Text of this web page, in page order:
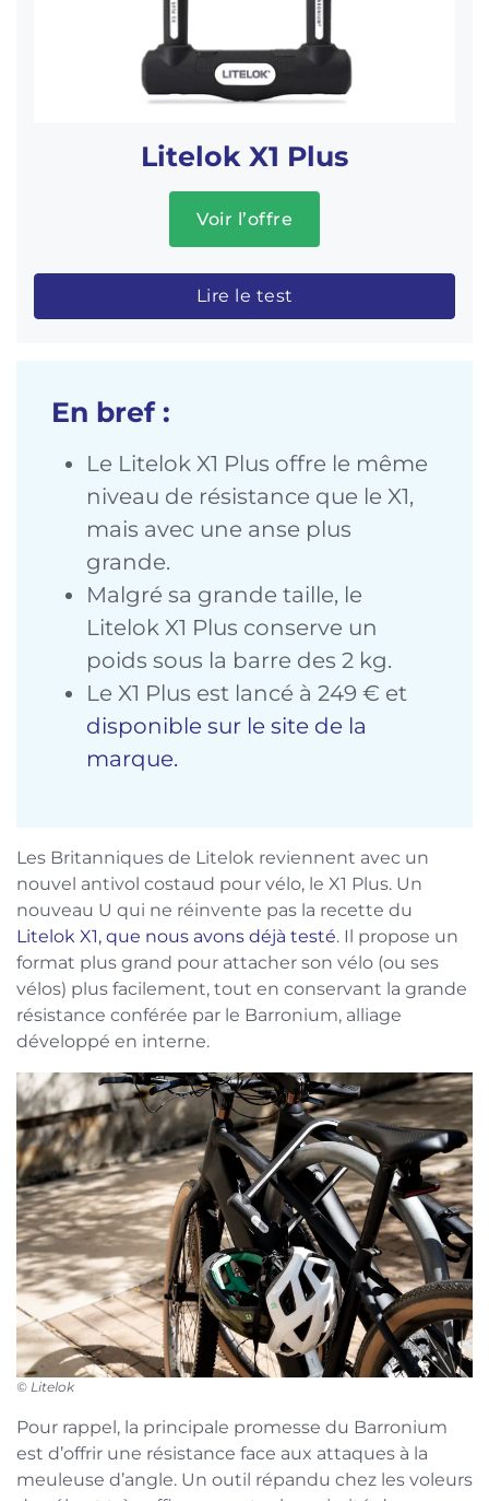
Litelok X1 Plus
Voir l’offre
Lire le test
En bref :
Le Litelok X1 Plus offre le même
niveau de résistance que le X1,
mais avec une anse plus
grande.
Malgré sa grande taille, le
Litelok X1 Plus conserve un
poids sous la barre des 2 kg.
Le X1 Plus est lancé à 249 € et
disponible sur le site de la
marque.
Les Britanniques de Litelok reviennent avec un
nouvel antivol costaud pour vélo, le X1 Plus. Un
nouveau U qui ne réinvente pas la recette du
Litelok X1, que nous avons déjà testé. Il propose un
format plus grand pour attacher son vélo (ou ses
vélos) plus facilement, tout en conservant la grande
résistance conférée par le Barronium, alliage
développé en interne.
© Litelok
Pour rappel, la principale promesse du Barronium
est d’offrir une résistance face aux attaques à la
meuleuse d’angle. Un outil répandu chez les voleurs